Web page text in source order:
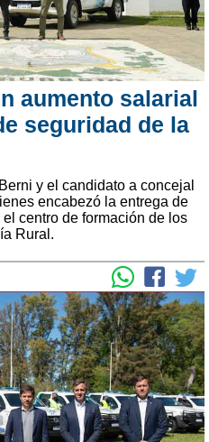
aumento salarial
seguridad de la
y el candidato a concejal
encabezó la entrega de
centro de formación de los
Rural.